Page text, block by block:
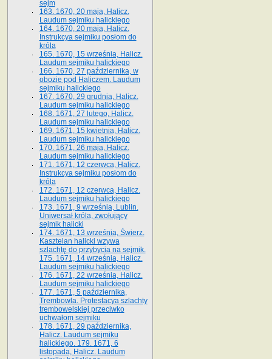
sejm
163. 1670, 20 maja, Halicz.
Laudum sejmiku halickiego
164. 1670, 20 maja, Halicz.
Instrukcya sejmiku posłom do
króla
165. 1670, 15 września, Halicz.
Laudum sejmiku halickiego
166. 1670, 27 października, w
obozie pod Haliczem. Laudum
sejmiku halickiego
167. 1670, 29 grudnia, Halicz.
Laudum sejmiku halickiego
168. 1671, 27 lutego, Halicz.
Laudum sejmiku halickiego
169. 1671, 15 kwietnia, Halicz.
Laudum sejmiku halickiego
170. 1671, 26 maja, Halicz.
Laudum sejmiku halickiego
171. 1671, 12 czerwca, Halicz.
Instrukcya sejmiku posłom do
króla
172. 1671, 12 czerwca, Halicz.
Laudum sejmiku halickiego
173. 1671, 9 września, Lublin.
Uniwersał króla, zwołujący
sejmik halicki
174. 1671, 13 września, Świerz.
Kasztelan halicki wzywa
szlachtę do przybycia na sejmik.
175. 1671, 14 września, Halicz.
Laudum sejmiku halickiego
176. 1671, 22 września, Halicz.
Laudum sejmiku halickiego
177. 1671, 5 października,
Trembowla. Protestacya szlachty
trembowelskiej przeciwko
uchwałom sejmiku
178. 1671, 29 października,
Halicz. Laudum sejmiku
halickiego. 179. 1671, 6
listopada, Halicz. Laudum